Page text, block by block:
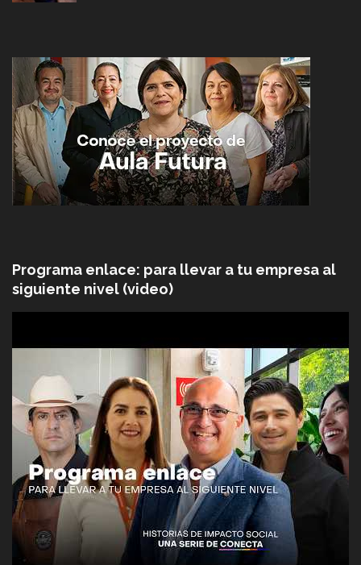
Programa enlace: para llevar a tu empresa al
siguiente nivel (video)